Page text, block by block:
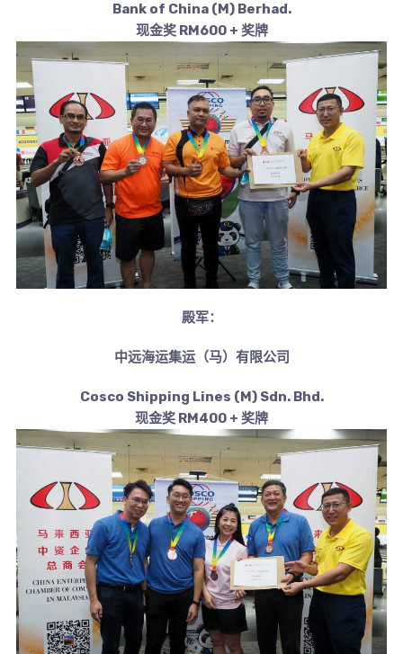
Bank of China (M) Berhad.
现金奖 RM600 + 奖牌
殿军：
中远海运集运（马）有限公司
Cosco Shipping Lines (M) Sdn. Bhd.
现金奖 RM400 + 奖牌